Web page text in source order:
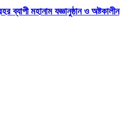
ব্যাপী মহানাম যজ্ঞানুষ্ঠান ও অষ্টকালীন